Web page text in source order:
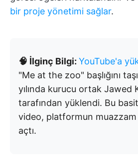
bir proje yönetimi sağlar.
🧠 İlginç Bilgi: YouTube'a
"Me at the zoo" başlığını
yılında kurucu ortak Jawed
tarafından yüklendi. Bu
video, platformun
açtı.